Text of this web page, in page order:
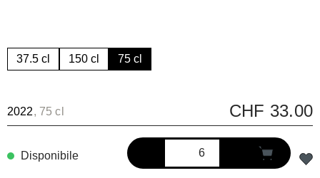
37.5 cl 150 cl 75 cl
2022, 75 cl CHF 33.00
Disponibile